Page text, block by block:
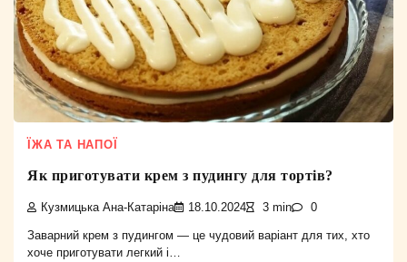
ЇЖА ТА НАПОЇ
Як приготувати крем з пудингу для тортів?
Кузмицька Ана-Катаріна 18.10.2024 3 min 0
Заварний крем з пудингом — це чудовий варіант для тих, хто
хоче приготувати легкий і…